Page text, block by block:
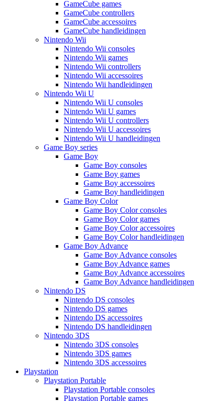
GameCube games
GameCube controllers
GameCube accessoires
GameCube handleidingen
Nintendo Wii
Nintendo Wii consoles
Nintendo Wii games
Nintendo Wii controllers
Nintendo Wii accessoires
Nintendo Wii handleidingen
Nintendo Wii U
Nintendo Wii U consoles
Nintendo Wii U games
Nintendo Wii U controllers
Nintendo Wii U accessoires
Nintendo Wii U handleidingen
Game Boy series
Game Boy
Game Boy consoles
Game Boy games
Game Boy accessoires
Game Boy handleidingen
Game Boy Color
Game Boy Color consoles
Game Boy Color games
Game Boy Color accessoires
Game Boy Color handleidingen
Game Boy Advance
Game Boy Advance consoles
Game Boy Advance games
Game Boy Advance accessoires
Game Boy Advance handleidingen
Nintendo DS
Nintendo DS consoles
Nintendo DS games
Nintendo DS accessoires
Nintendo DS handleidingen
Nintendo 3DS
Nintendo 3DS consoles
Nintendo 3DS games
Nintendo 3DS accessoires
Playstation
Playstation Portable
Playstation Portable consoles
Playstation Portable games